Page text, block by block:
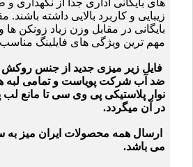
زیبایی و کاربرد بالایی داشته باشند.
بایگانی در مقابل وزن زیاد زونکن ها
مهم ترین ویژگی های فایلینگ
ضد آب شرکت پویاست و تمامی لبه
نوار پلاستیکی پی وی سی تا مانع لب
در آن میگردد.
ارسال همه محصولات ایران میز به
می باشد.